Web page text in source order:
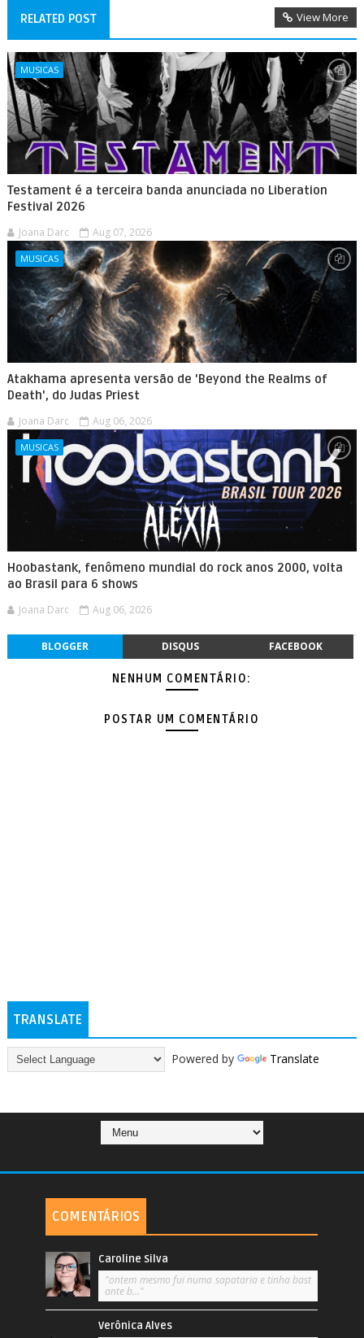
RELATED POST View More
MUSICAS
Testament é a terceira banda anunciada no Liberation
Festival 2026
Joana Darc Aug 07, 2026
MUSICAS
Atakhama apresenta versão de 'Beyond the Realms of
Death', do Judas Priest
Joana Darc Aug 06, 2026
MUSICAS
Hoobastank, fenômeno mundial do rock anos 2000, volta
ao Brasil para 6 shows
Joana Darc Aug 06, 2026
BLOGGER DISQUS FACEBOOK
NENHUM COMENTÁRIO:
POSTAR UM COMENTÁRIO
TRANSLATE
Powered by Translate
COMENTÁRIOS
Caroline Silva
"ontem mesmo fui numa sapataria e tinha bast
ante b..."
Verônica Alves